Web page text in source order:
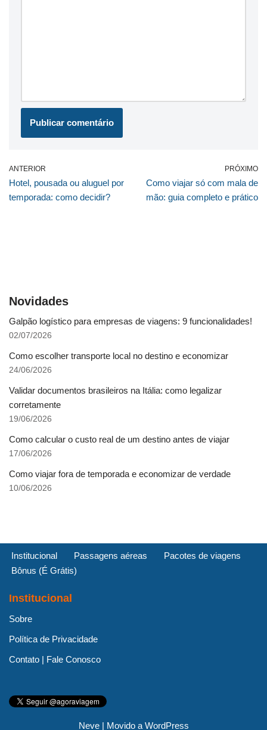
ANTERIOR
Hotel, pousada ou aluguel por
temporada: como decidir?
PRÓXIMO
Como viajar só com mala de
mão: guia completo e prático
Novidades
Galpão logístico para empresas de viagens: 9 funcionalidades!
02/07/2026
Como escolher transporte local no destino e economizar
24/06/2026
Validar documentos brasileiros na Itália: como legalizar
corretamente
19/06/2026
Como calcular o custo real de um destino antes de viajar
17/06/2026
Como viajar fora de temporada e economizar de verdade
10/06/2026
Institucional Passagens aéreas
Pacotes de viagens
Bônus (É Grátis)
Institucional
Sobre
Política de Privacidade
Contato | Fale Conosco
Neve| Movido a WordPress